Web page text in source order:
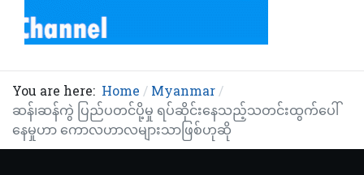
You are here: Home
Myanmar
ဆန်၊ဆန်ကွဲ ပြည်ပတင်ပို့မှု ရပ်ဆိုင်းနေသည့်သတင်းထွက်ပေါ်
နေမှုဟာ ကောလဟာလများသာဖြစ်ဟုဆို